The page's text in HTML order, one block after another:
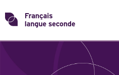
Skip
toTransformons
THÈMES